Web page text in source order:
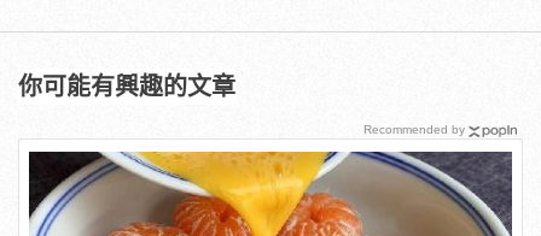
你可能有興趣的文章
Recommended by